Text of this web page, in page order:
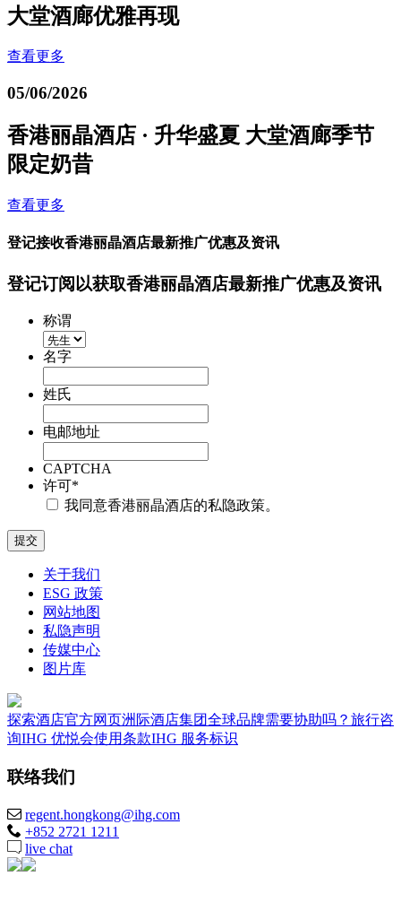
大堂酒廊优雅再现
查看更多
05/06/2026
香港丽晶酒店 · 升华盛夏 大堂酒廊季节
限定奶昔
查看更多
登记接收香港丽晶酒店最新推广优惠及资讯
登记订阅以获取香港丽晶酒店最新推广优惠及资讯
称谓
名字
姓氏
电邮地址
CAPTCHA
许可*
我同意香港丽晶酒店的私隐政策。
关于我们
ESG 政策
网站地图
私隐声明
传媒中心
图片库
探索酒店官方网页洲际酒店集团全球品牌需要协助吗？ 旅行咨
询IHG 优悦会使用条款IHG 服务标识
联络我们
regent.hongkong@ihg.com
+852 2721 1211
live chat